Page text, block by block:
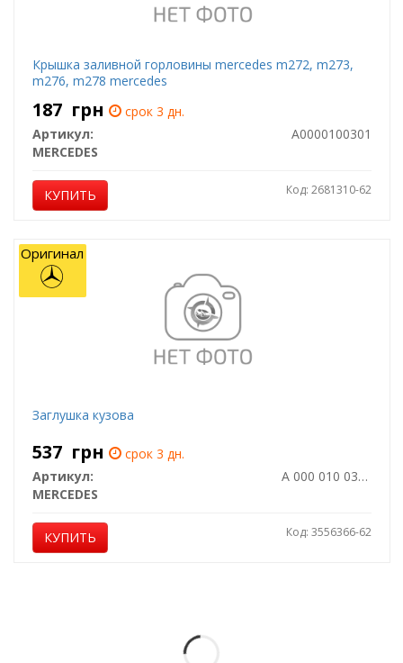
Крышка заливной горловины mercedes m272, m273,
m276, m278 mercedes
187 грн
срок 3 дн.
Артикул:
A0000100301
MERCEDES
КУПИТЬ Код: 2681310-62
Заглушка кузова
537 грн
срок 3 дн.
Артикул:
A 000 010 0385
MERCEDES
КУПИТЬ Код: 3556366-62
Оригинал